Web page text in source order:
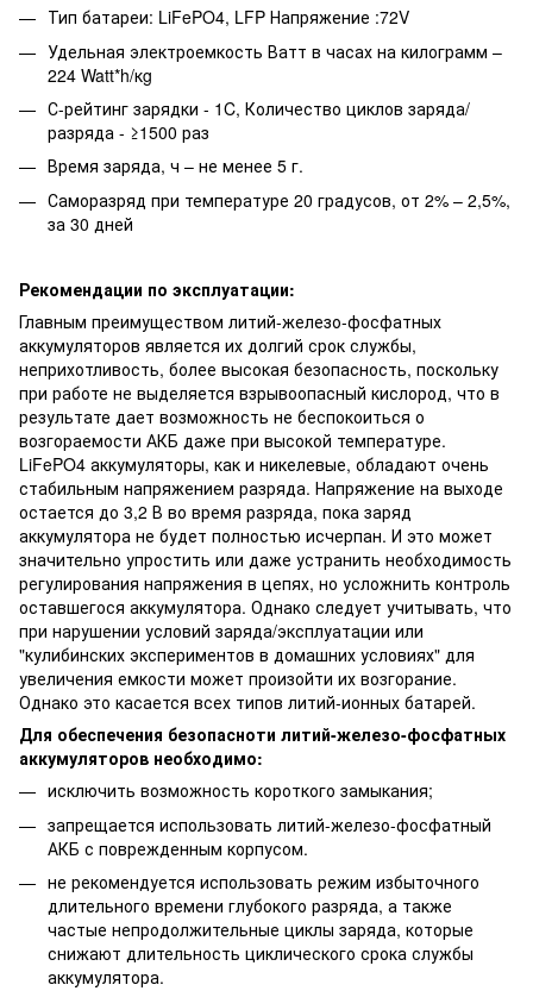
Тип батареи: LiFePO4, LFP Напряжение :72V
Удельная электроемкость Ватт в часах на килограмм –
224 Watt*h/кg
С-рейтинг зарядки - 1C, Количество циклов заряда/
разряда - ≥1500 раз
Время заряда, ч – не менее 5 г.
Саморазряд при температуре 20 градусов, от 2% – 2,5%,
за 30 дней
Рекомендации по эксплуатации:
Главным преимуществом литий-железо-фосфатных
аккумуляторов является их долгий срок службы,
неприхотливость, более высокая безопасность, поскольку
при работе не выделяется взрывоопасный кислород, что в
результате дает возможность не беспокоиться о
возгораемости АКБ даже при высокой температуре.
LiFePO4 аккумуляторы, как и никелевые, обладают очень
стабильным напряжением разряда. Напряжение на выходе
остается до 3,2 В во время разряда, пока заряд
аккумулятора не будет полностью исчерпан. И это может
значительно упростить или даже устранить необходимость
регулирования напряжения в цепях, но усложнить контроль
оставшегося аккумулятора. Однако следует учитывать, что
при нарушении условий заряда/эксплуатации или
"кулибинских экспериментов в домашних условиях" для
увеличения емкости может произойти их возгорание.
Однако это касается всех типов литий-ионных батарей.
Для обеспечения безопасноти литий-железо-фосфатных
аккумуляторов необходимо:
исключить возможность короткого замыкания;
запрещается использовать литий-железо-фосфатный
АКБ с поврежденным корпусом.
не рекомендуется использовать режим избыточного
длительного времени глубокого разряда, а также
частые непродолжительные циклы заряда, которые
снижают длительность циклического срока службы
аккумулятора.